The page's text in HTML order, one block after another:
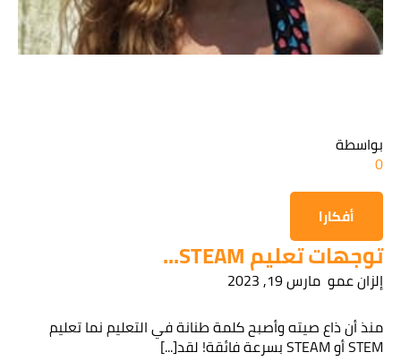
بواسطة
0
أفكارا
توجهات تعليم STEAM...
إلزان عمو مارس 19, 2023
منذ أن ذاع صيته وأصبح كلمة طنانة في التعليم نما تعليم
STEM أو STEAM بسرعة فائقة! لقد[...]